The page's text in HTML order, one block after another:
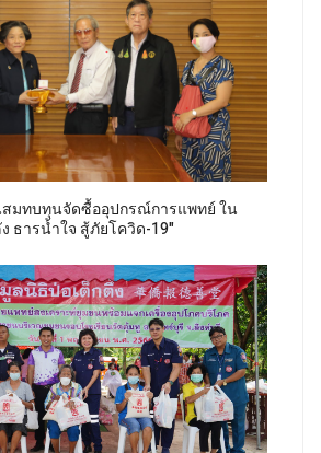
สมทบทุนจัดซื้ออุปกรณ์การแพทย์ ใน
ธารน้ำใจ สู้ภัยโควิด-19"